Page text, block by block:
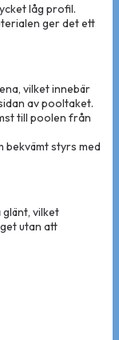
låg profil.
ger det ett
vilket innebär
av pooltaket.
till poolen från
bekvämt styrs med
vilket
utan att